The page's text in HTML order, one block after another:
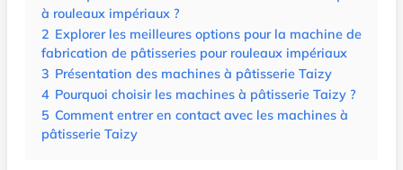
à rouleaux impériaux ?
2 Explorer les meilleures options pour la machine de
fabrication de pâtisseries pour rouleaux impériaux
3 Présentation des machines à pâtisserie Taizy
4 Pourquoi choisir les machines à pâtisserie Taizy ?
5 Comment entrer en contact avec les machines à
pâtisserie Taizy